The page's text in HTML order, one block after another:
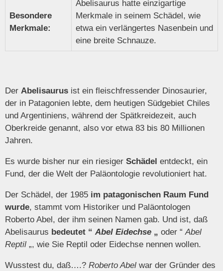
Besondere
Merkmale:
Abelisaurus hatte einzigartige
Merkmale in seinem Schädel, wie
etwa ein verlängertes Nasenbein und
eine breite Schnauze.
Der Abelisaurus ist ein fleischfressender Dinosaurier,
der in Patagonien lebte, dem heutigen Südgebiet Chiles
und Argentiniens, während der Spätkreidezeit, auch
Oberkreide genannt, also vor etwa 83 bis 80 Millionen
Jahren.
Es wurde bisher nur ein riesiger Schädel entdeckt, ein
Fund, der die Welt der Paläontologie revolutioniert hat.
Der Schädel, der 1985 im patagonischen Raum Fund
wurde, stammt vom Historiker und Paläontologen
Roberto Abel, der ihm seinen Namen gab. Und ist, daß
Abelisaurus bedeutet “ Abel Eidechse „ oder “Abel
Reptil „, wie Sie Reptil oder Eidechse nennen wollen.
Wusstest du, daß….? Roberto Abel war der Gründer des